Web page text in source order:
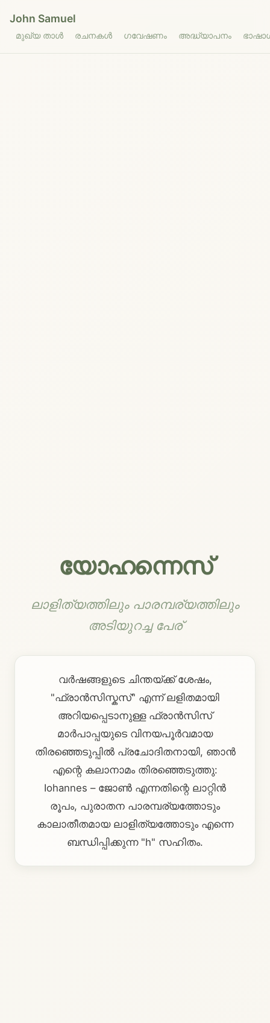
John Samuel
മുഖ്യ താൾ രചനകൾ ഗവേഷണം അദ്ധ്യാപനം
യോഹന്നെസ്
ലാളിത്യത്തിലും പാരമ്പര്യത്തിലും
അടിയുറച്ച പേര്
വർഷങ്ങളുടെ ചിന്തയ്ക്ക് ശേഷം,
"ഫ്രാൻസിസ്കസ്" എന്ന് ലളിതമായി
അറിയപ്പെടാനുള്ള ഫ്രാൻസിസ്
മാർപാപ്പയുടെ വിനയപൂർവമായ
തിരഞ്ഞെടുപ്പിൽ പ്രചോദിതനായി, ഞാൻ
എന്റെ കലാനാമം തിരഞ്ഞെടുത്തു:
Iohannes – ജോൺ എന്നതിന്റെ ലാറ്റിൻ
രൂപം, പുരാതന പാരമ്പര്യത്തോടും
കാലാതീതമായ ലാളിത്യത്തോടും എന്നെ
ബന്ധിപ്പിക്കുന്ന "h" സഹിതം.